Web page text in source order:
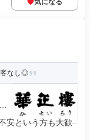
気になる
客なし◎
安という方も大歓